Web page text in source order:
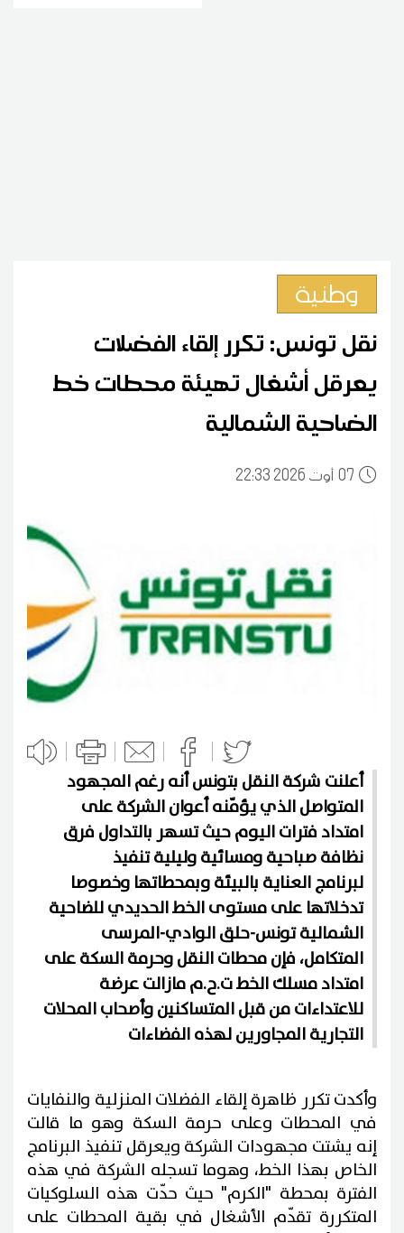
وطنية
نقل تونس: تكرر إلقاء الفضلات
يعرقل أشغال تهيئة محطات خط
الضاحية الشمالية
0722:33 2026 أوت
أعلنت شركة النقل بتونس أنه رغم المجهود
المتواصل الذي يؤمّنه أعوان الشركة على
امتداد فترات اليوم حيث تسهر بالتداول فرق
نظافة صباحية ومسائية وليلية تنفيذ
لبرنامج العناية بالبيئة وبمحطاتها وخصوصا
تدخلاتها على مستوى الخط الحديدي للضاحية
الشمالية تونس-حلق الوادي-المرسى
المتكامل، فإن محطات النقل وحرمة السكة على
امتداد مسلك الخط ت.ح.م مازالت عرضة
للاعتداءات من قبل المتساكنين وأصحاب المحلات
التجارية المجاورين لهذه الفضاءات
وأكدت تكرر ظاهرة إلقاء الفضلات المنزلية والنفايات
في المحطات وعلى حرمة السكة وهو ما قالت
إنه يشتت مجهودات الشركة ويعرقل تنفيذ البرنامج
الخاص بهذا الخط، وهوما تسجله الشركة في هذه
الفترة بمحطة "الكرم" حيث حدّت هذه السلوكيات
المتكررة تقدّم الأشغال في بقية المحطات على